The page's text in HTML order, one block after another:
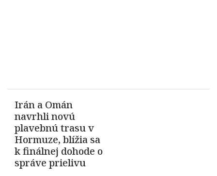
Irán a Omán
navrhli novú
plavebnú trasu v
Hormuze, blížia sa
k finálnej dohode o
správe prielivu